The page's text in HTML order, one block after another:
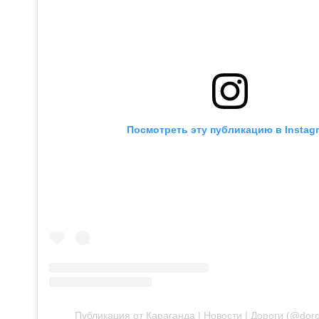
Посмотреть эту публикацию в
Публикация от Караганда | Новости | Дороги